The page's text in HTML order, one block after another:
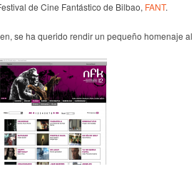
de Cine Fantástico de Bilbao, FANT.
se ha querido rendir un pequeño homenaje